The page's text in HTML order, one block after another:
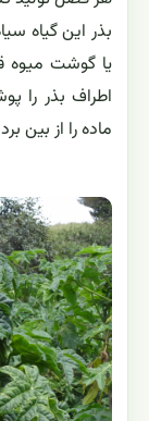
می شوند. گل
ساقه های
پهنا دارند.
انتهای آن را
میوه ها
معمولی دارد
هر فصل تولید
بذر این گیاه
یا گوشت میوه
اطراف بذر را